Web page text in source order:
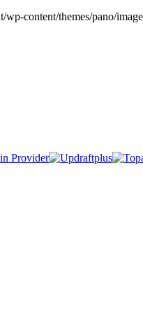
wp-content/themes/pano/